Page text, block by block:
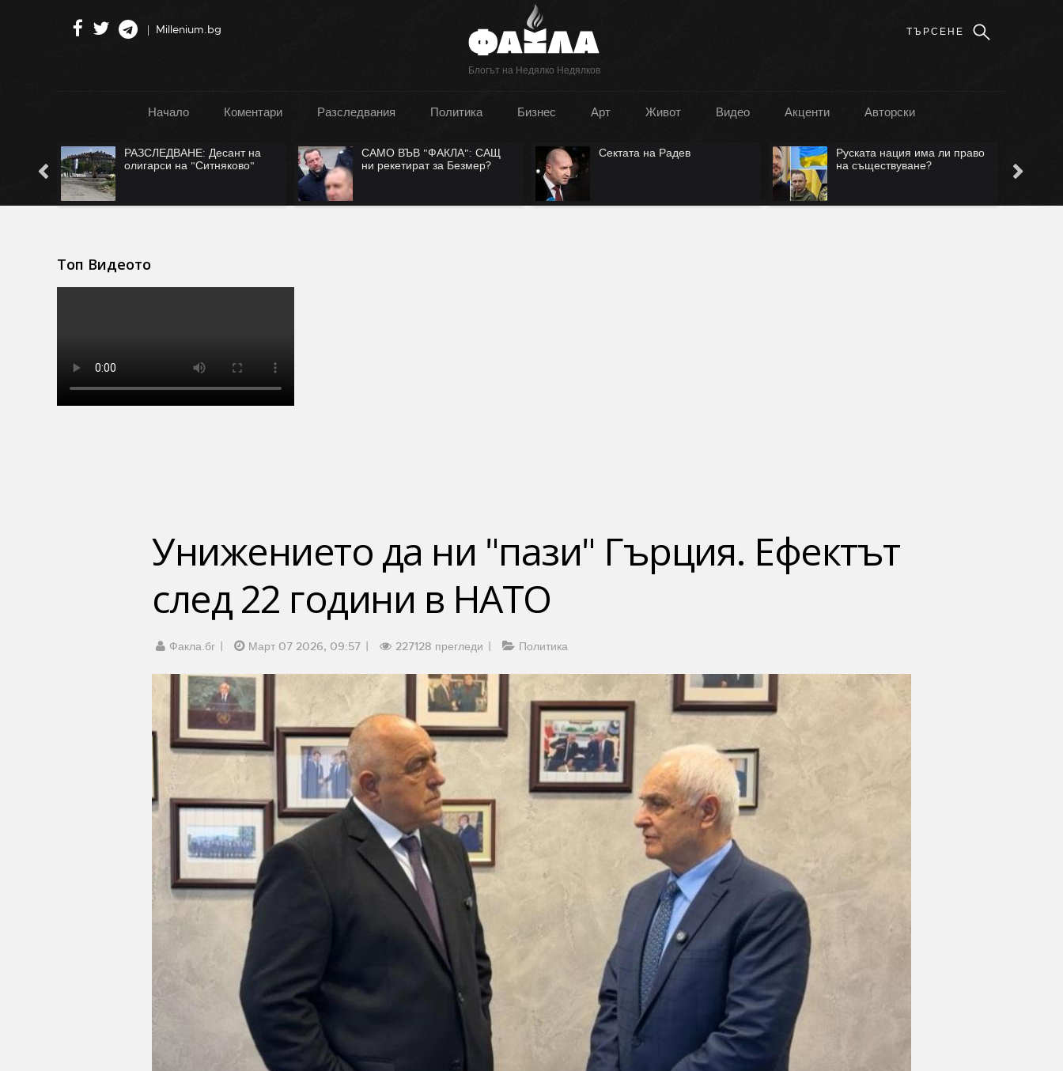
Блогът на Недялко Недялков
Millenium.bg
Начало Коментари Разследвания Политика Бизнес Арт Живот Видео Акценти Авторски
РАЗСЛЕДВАНЕ: Десант на
олигарси на "Ситняково"
САМО ВЪВ "ФАКЛА": САЩ
ни рекетират за Безмер?
Сектата на Радев
Руската нация има ли право
на съществуване?
Топ Видеото
Унижението да ни "пази" Гърция. Ефектът
след 22 години в НАТО
Факла.бг Март 07 2026, 09:57 227128 прегледи Политика